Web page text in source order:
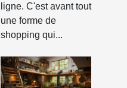
ligne. C'est avant tout
une forme de
shopping qui...